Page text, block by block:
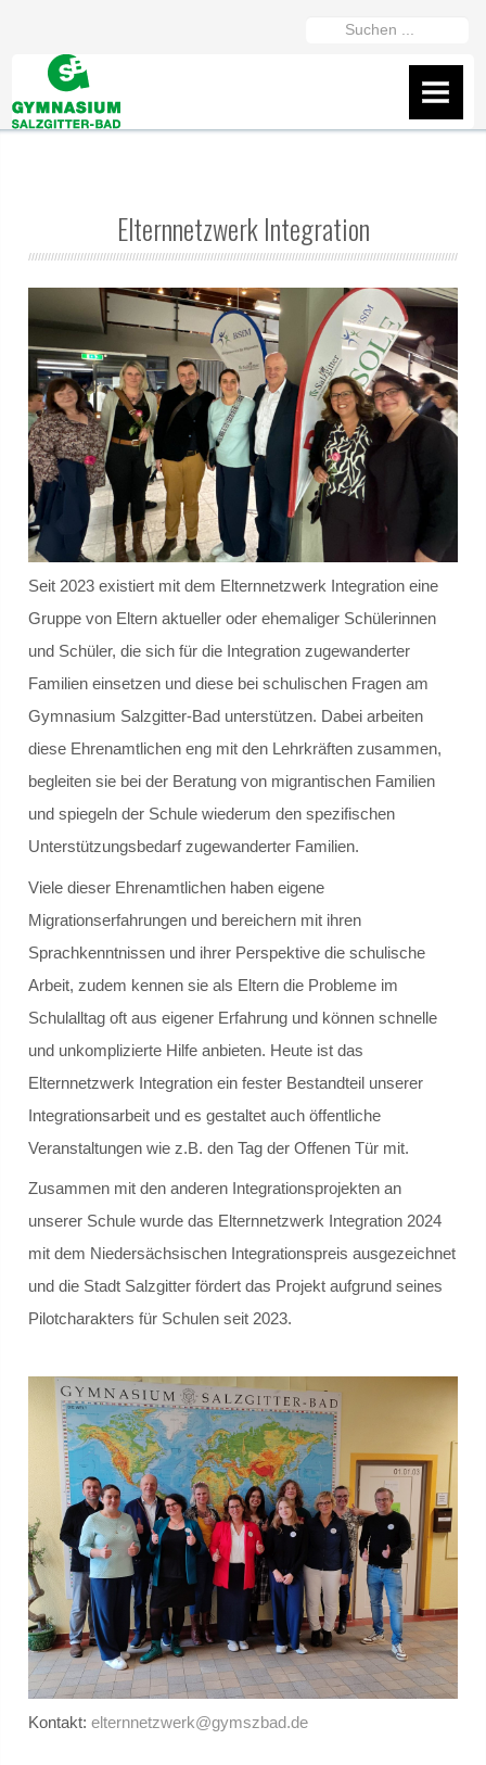
rezept/https://gymszbad.de/elvanse-
Suchen
AKTUELLES
IServ
Fanshop des GSB
Präsentation vom 16.2.26
ÜBER UNS
Schüler
Schülersprecher
Kollegium
Eingangsstufe
Mittelstufe
Schulleitbild
Ansprechpartner
Gremien
Schulvorstand
Schulordnung
GANZTAGSSCHULE
Berufliche Orientierung
Leuchtturmschule
Step.ing
Schulsozialarbeit
Schulsozialarbeit
Verortung / Konzept
Definition
Elternnetzwerk Integration
Seit 2023 existiert mit dem Elternnetzwerk Integration eine
Gruppe von Eltern aktueller oder ehemaliger Schülerinnen
und Schüler, die sich für die Integration zugewanderter
Familien einsetzen und diese bei schulischen Fragen am
Gymnasium Salzgitter-Bad unterstützen. Dabei arbeiten
diese Ehrenamtlichen eng mit den Lehrkräften zusammen,
begleiten sie bei der Beratung von migrantischen Familien
und spiegeln der Schule wiederum den spezifischen
Unterstützungsbedarf zugewanderter Familien.
Viele dieser Ehrenamtlichen haben eigene
Migrationserfahrungen und bereichern mit ihren
Sprachkenntnissen und ihrer Perspektive die schulische
Arbeit, zudem kennen sie als Eltern die Probleme im
Schulalltag oft aus eigener Erfahrung und können schnelle
und unkomplizierte Hilfe anbieten. Heute ist das
Elternnetzwerk Integration ein fester Bestandteil unserer
Integrationsarbeit und es gestaltet auch öffentliche
Veranstaltungen wie z.B. den Tag der Offenen Tür mit.
Zusammen mit den anderen Integrationsprojekten an
unserer Schule wurde das Elternnetzwerk Integration 2024
mit dem Niedersächsischen Integrationspreis ausgezeichnet
und die Stadt Salzgitter fördert das Projekt aufgrund seines
Pilotcharakters für Schulen seit 2023.
Kontakt:elternnetzwerk@gymszbad.de